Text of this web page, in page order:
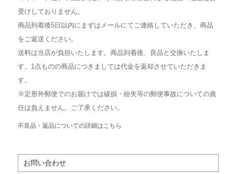
受けしておりません。
商品到着後5日以内にまずはメールにてご連絡していただき、商品
をご返送ください。
送料は当店が負担いたします。商品到着後、良品と交換いたしま
す。1点ものの商品につきましては代金を返却させていただきま
す。
※定形外郵便でのお届けでは破損・紛失等の郵便事故についての責
任は負えません。ご了承ください。
不良品・返品についての詳細はこちら
お問い合わせ